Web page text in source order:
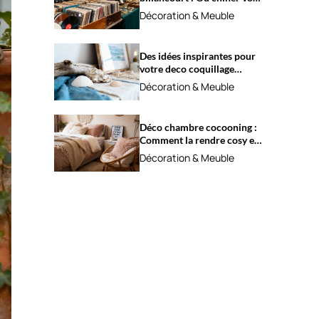
trésors ?
Décoration & Meuble
Des idées inspirantes pour
votre deco coquillage
marine
Décoration & Meuble
Déco chambre cocooning :
Comment la rendre cosy et
apaisante ?
Décoration & Meuble